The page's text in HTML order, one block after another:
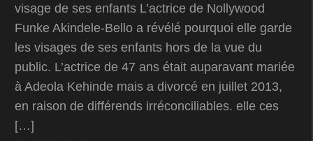
visage de ses enfants L’actrice de Nollywood
Funke Akindele-Bello a révélé pourquoi elle garde
les visages de ses enfants hors de la vue du
public. L’actrice de 47 ans était auparavant mariée
à Adeola Kehinde mais a divorcé en juillet 2013,
en raison de différends irréconciliables. elle ces
[…]